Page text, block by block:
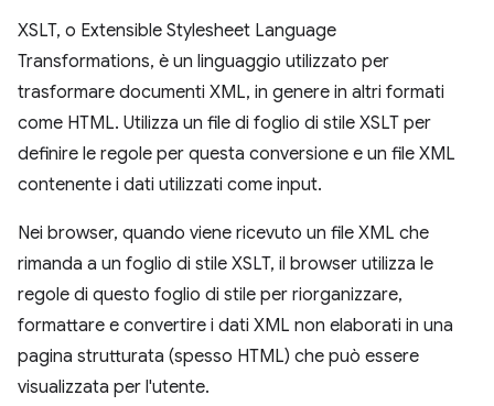
XSLT, o Extensible Stylesheet Language
Transformations, è un linguaggio utilizzato per
trasformare documenti XML, in genere in altri formati
come HTML. Utilizza un file di foglio di stile XSLT per
definire le regole per questa conversione e un file XML
contenente i dati utilizzati come input.
Nei browser, quando viene ricevuto un file XML che
rimanda a un foglio di stile XSLT, il browser utilizza le
regole di questo foglio di stile per riorganizzare,
formattare e convertire i dati XML non elaborati in una
pagina strutturata (spesso HTML) che può essere
visualizzata per l'utente.